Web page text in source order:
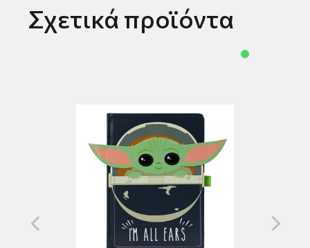
Σχετικά προϊόντα